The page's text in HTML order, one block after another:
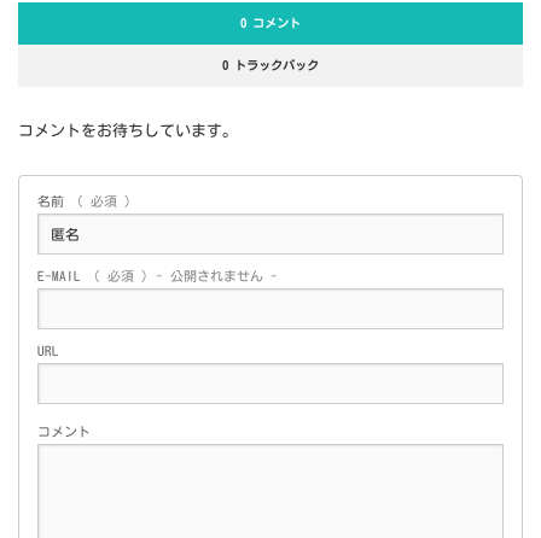
0 コメント
0 トラックバック
コメントをお待ちしています。
名前 ( 必須 )
E-MAIL ( 必須 ) - 公開されません -
URL
コメント